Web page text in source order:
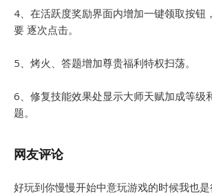
4、在活跃度奖励界面内增加一键领取按钮
要 逐次点击。
5、烤火、答题增加尊贵福利特权扫荡。
6、修复技能效果处显示大师天赋加成等级
题。
网友评论
好玩到你慢慢开始中意玩游戏的时候我也